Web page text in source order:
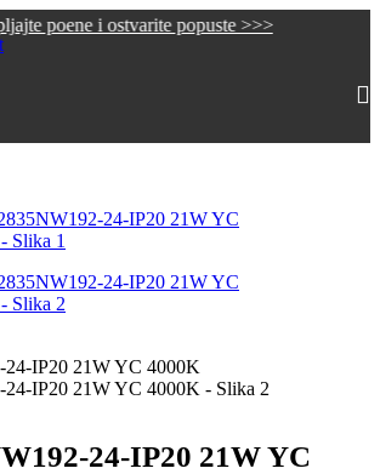
i ostvarite popuste >>>
24-IP20 21W YC